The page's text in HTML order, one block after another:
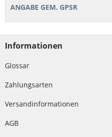
ANGABE GEM. GPSR
Informationen
Glossar
Zahlungsarten
Versandinformationen
AGB